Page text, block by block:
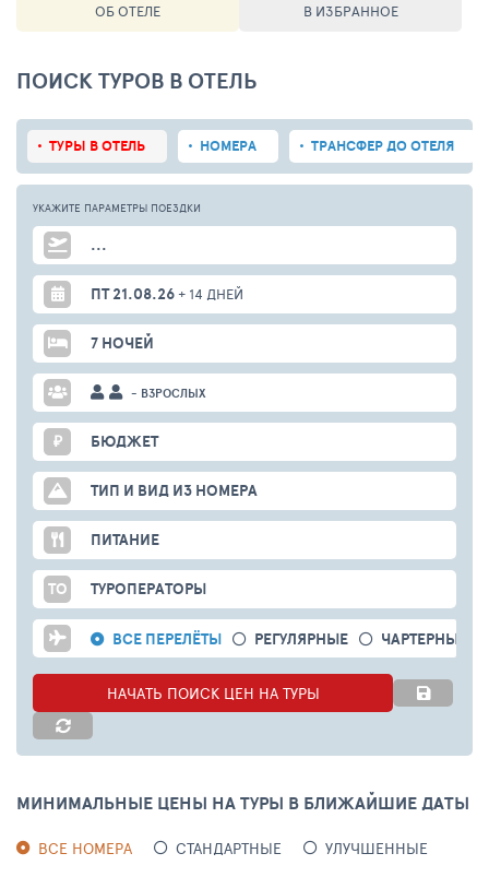
ОБ ОТЕЛЕ В ИЗБРАННОЕ
ПОИСК ТУРОВ В ОТЕЛЬ
ТУРЫ В ОТЕЛЬ НОМЕРА ТРАНСФЕР ДО ОТЕЛЯ
УКАЖИТЕ ПАРАМЕТРЫ ПОЕЗДКИ
...
ПТ 21.08.26+ 14 ДНЕЙ
7 НОЧЕЙ
- ВЗРОСЛЫХ
₽ БЮДЖЕТ
ТИП И ВИД ИЗ НОМЕРА
ПИТАНИЕ
ТО ТУРОПЕРАТОРЫ
ВСЕ ПЕРЕЛЁТЫ РЕГУЛЯРНЫЕ ЧАРТЕРНЫЕ
НАЧАТЬ ПОИСК ЦЕН НА ТУРЫ
МИНИМАЛЬНЫЕ ЦЕНЫ НА ТУРЫ В БЛИЖАЙШИЕ ДАТЫ
ВСЕ НОМЕРА СТАНДАРТНЫЕ УЛУЧШЕННЫЕ